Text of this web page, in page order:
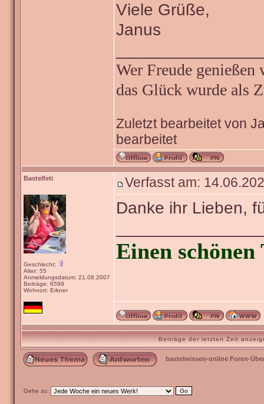
Viele Grüße,
Janus
Wer Freude
das Glück wurde als
Zuletzt bearbeitet von
bearbeitet
Bastelfeti
Geschlecht:
Alter: 55
Anmeldungsdatum: 21.08.2007
Beiträge: 6599
Wohnort: Erkner
Verfasst am:
Danke ihr Lieben,
Einen
Beiträge der letzten Zeit
bastelwissen-online Foren-
Gehe zu: